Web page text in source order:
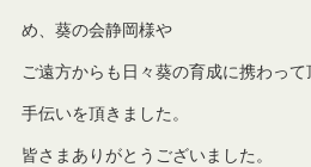
め、葵の会静岡様や
ご遠方からも日々葵の育成に携わっ
手伝いを頂きました。
皆さまありがとうございました。